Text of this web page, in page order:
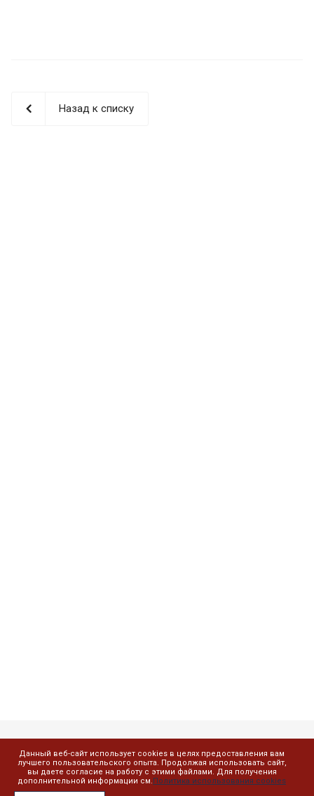
Данный веб-сайт использует cookies в целях предоставления вам
лучшего пользовательского опыта. Продолжая использовать сайт,
вы даете согласие на работу с этими файлами. Для получения
дополнительной информации см.Политика использования cookies
Назад к списку
Компания
О компании